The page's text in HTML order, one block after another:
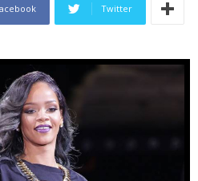
Twitter